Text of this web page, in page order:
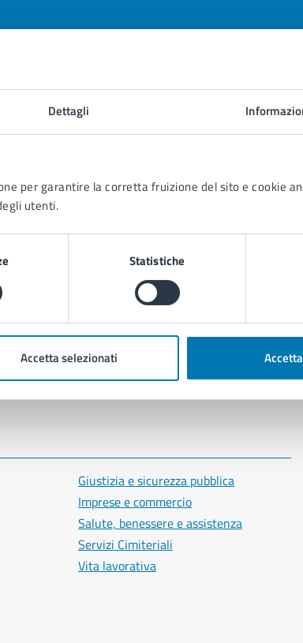
Dettagli
per garantire la corretta fruizione del sito e cookie
utenti.
Statistiche
Accetta selezionati
Giustizia e sicurezza pubblica
Imprese e commercio
Salute, benessere e assistenza
Servizi Cimiteriali
Vita lavorativa